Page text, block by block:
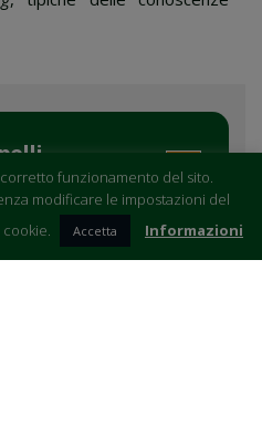
funzionamento del sito.
modificare le impostazioni del
Accetta Informazioni